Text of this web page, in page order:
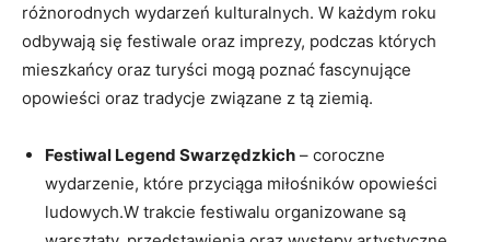
różnorodnych wydarzeń kulturalnych. W każdym roku
odbywają się festiwale oraz imprezy, podczas których
mieszkańcy oraz turyści mogą poznać fascynujące
opowieści oraz tradycje związane z tą ziemią.
Festiwal Legend Swarzędzkich – coroczne
wydarzenie, które przyciąga miłośników opowieści
ludowych.W trakcie festiwalu organizowane są